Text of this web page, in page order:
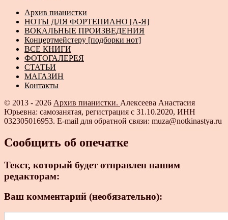
Архив пианистки
НОТЫ ДЛЯ ФОРТЕПИАНО [А-Я]
ВОКАЛЬНЫЕ ПРОИЗВЕДЕНИЯ
Концертмейстеру [подборки нот]
ВСЕ КНИГИ
ФОТОГАЛЕРЕЯ
СТАТЬИ
МАГАЗИН
Контакты
© 2013 - 2026 Архив пианистки. Алексеева Анастасия
Юрьевна: самозанятая, регистрация с 31.10.2020, ИНН
032305016953. E-mail для обратной связи: muza@notkinastya.ru
Сообщить об опечатке
Текст, который будет отправлен нашим
редакторам:
Ваш комментарий (необязательно):